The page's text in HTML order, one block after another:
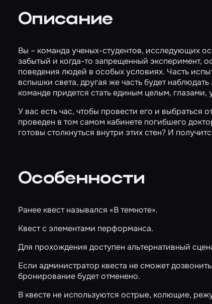
Описание
Вы – команда ученых-студентов, исследующих
забытый и когда-то запрещенный эксперимент,
поведения людей в особых условиях. Часть
вспышки света, другая же часть будет
команде придется стать единым целым,
У вас есть час, чтобы провести его и выбраться
проведен в том самом кабинете погибшего
готовы столкнуться внутри этих стен? И
Особенности
Ранее квест назывался «В темноте».
Квест с элементами перформанса.
Для прохождения доступен альтернативный
Если администратор квеста не сможет
бронирование будет отменено.
В квесте не используются острые, колющие,